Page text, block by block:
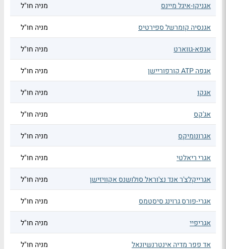
אגניקו-איגל מיינס מניה חו"ל
אגנסיה קומרשל ספירטיס מניה חו"ל
אגפא-גווארט מניה חו"ל
אגפה ATP קורפוריישן מניה חו"ל
אגקו מניה חו"ל
אג'קס מניה חו"ל
אגרונומיקס מניה חו"ל
אגרי ריאלטי מניה חו"ל
אגרייקלצ'ר אנד נצ'וראל סולושנס אקוויזישן מניה חו"ל
אגרי-פורס גרוינג סיסטמס מניה חו"ל
אגריפיי מניה חו"ל
אד פפר מדיה אינטרנשיונאל מניה חו"ל